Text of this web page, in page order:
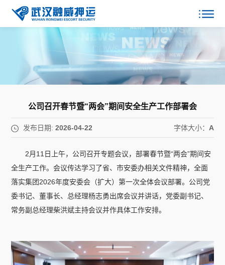
公司召开春节暨“两会”期间安全生产工作部署会
发布日期:2026-04-22 字体大小： A
2月11日上午，公司召开专题会议，部署春节暨“两会”期间安
全生产工作。会议传达学习了省、市安委办相关文件精神，全面
落实集团2026年度安委会（扩大）第一次全体会议部署。公司党
委书记、董事长、总经理杨志勇出席会议并讲话，党委副书记、
常务副总经理柴洪斌主持会议并作具体工作安排。